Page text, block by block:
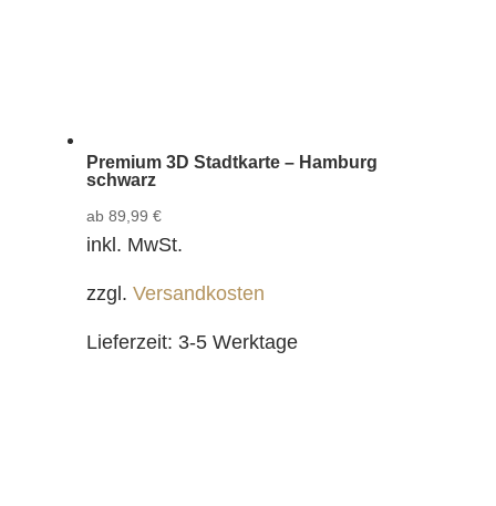
Premium 3D Stadtkarte – Hamburg
schwarz
ab 89,99 €
inkl. MwSt.
zzgl. Versandkosten
Lieferzeit: 3-5 Werktage